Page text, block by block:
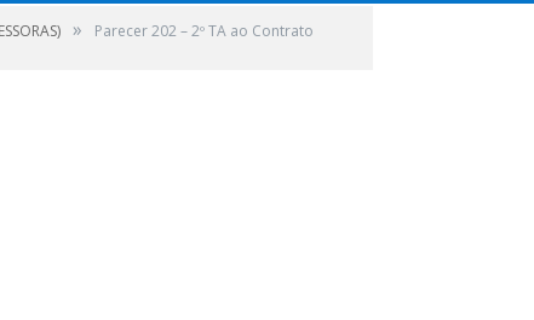
» Parecer 202 – 2º TA ao Contrato